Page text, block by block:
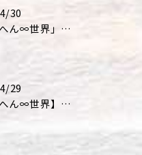
30
「ありえへん∞世界」テレビ出演‼
29
【ありえへん∞世界】バースデーステーキについて